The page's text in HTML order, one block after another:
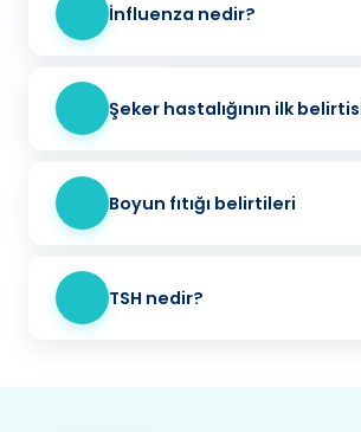
İnfluenza nedir?
Şeker hastalığının ilk
Boyun fıtığı belirtileri
TSH nedir?